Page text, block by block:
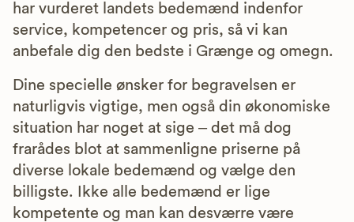
har vurderet landets bedemænd indenfor
service, kompetencer og pris, så vi kan
anbefale dig den bedste i Grænge og omegn.
Dine specielle ønsker for begravelsen er
naturligvis vigtige, men også din økonomiske
situation har noget at sige – det må dog
frarådes blot at sammenligne priserne på
diverse lokale bedemænd og vælge den
billigste. Ikke alle bedemænd er lige
kompetente og man kan desværre være